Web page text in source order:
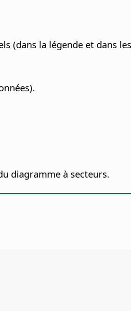
(dans la légende et dans
diagramme à secteurs.